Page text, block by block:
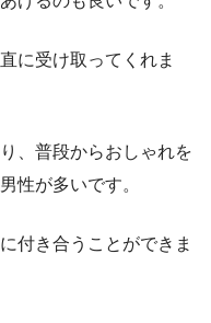
に受け取ってくれま
、普段からおしゃれを
性が多いです。
付き合うことができま